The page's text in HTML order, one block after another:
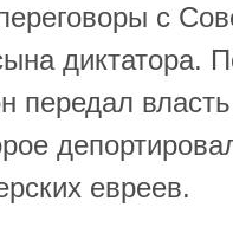
с
диктатора.
передал
евреев.